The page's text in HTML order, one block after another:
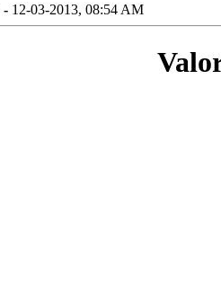
- 12-03-2013, 08:54 AM